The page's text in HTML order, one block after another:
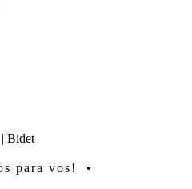
Bidet
para vos! •